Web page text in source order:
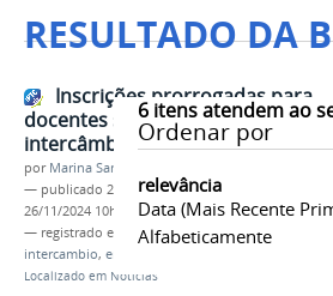
RESULTADO DA
6itens atendem ao
Ordenar por
relevância
Data (mais Recente
Alfabeticamente
Inscrições prorrogadas para
docentes se candidatarem em
intercâmbio na Colômbia
por Marina Santos Daum
— publicado 26/11/2024—última modificação
26/11/2024 10h42
— registrado em:
internacionalização,
intercambio, eri
Localizado em Notícias